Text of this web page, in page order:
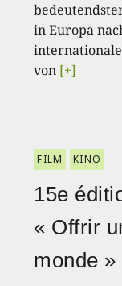
in Europa
von [+]
FILM KINO
15e
« Offrir
monde »